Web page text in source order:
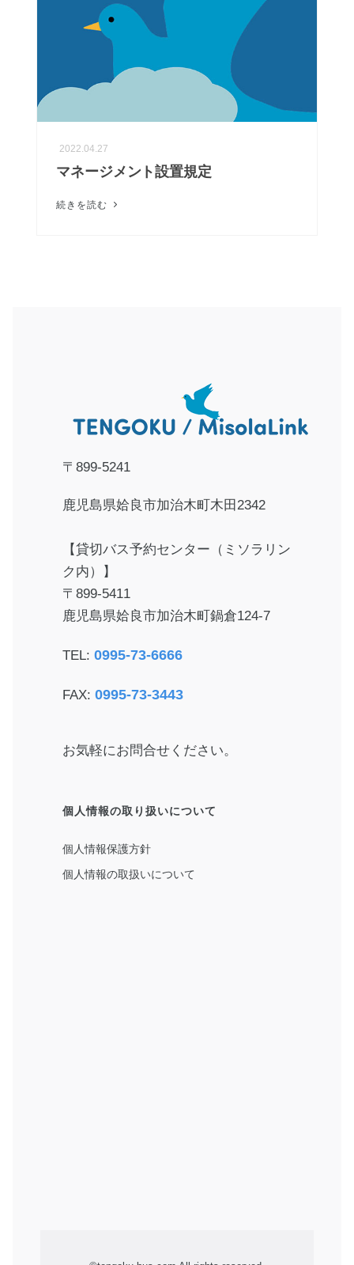
2022.04.27
マネージメント設置規定
続きを読む
〒899-5241
鹿児島県姶良市加治木町木田2342
【貸切バス予約センター（ミソラリン
ク内）】
〒899-5411
鹿児島県姶良市加治木町鍋倉124-7
TEL: 0995-73-6666
FAX: 0995-73-3443
お気軽にお問合せください。
個人情報の取り扱いについて
個人情報保護方針
個人情報の取扱いについて